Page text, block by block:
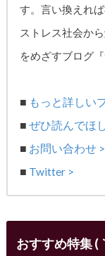
す。言い換えれ
ストレス社会か
をめざすブログ
■ もっと詳しい
■ぜひ読んでほ
■ お問い合わせ >
■ Twitter >
おすすめ特集 (